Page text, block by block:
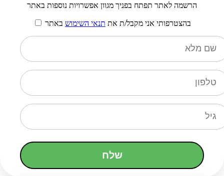
הרשמה לאתר תפתח בפניך מגוון אפשרויות נוספות באתר
בהצטרפותי אני מקבל/ת את תנאי השימוש באתר
שלח